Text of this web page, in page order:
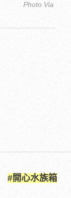
Photo Via
#開心水族箱